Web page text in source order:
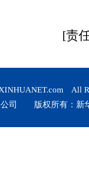
[责
All
公司 版权所有：新